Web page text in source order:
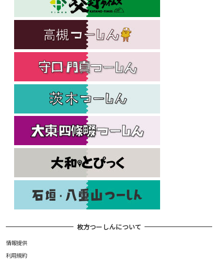
枚方つーしんについて
情報提供
利用規約